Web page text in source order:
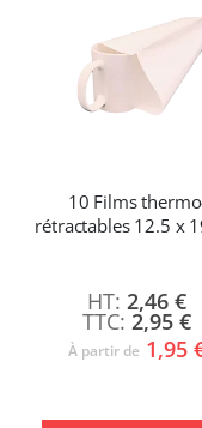
10 Films
rétractables 12.5 x
2,95 €
2,46 €
À partir de 1,95